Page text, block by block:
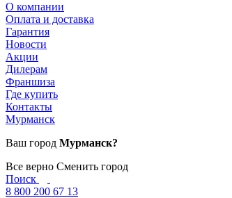
О компании
Оплата и доставка
Гарантия
Новости
Акции
Дилерам
Франшиза
Где купить
Контакты
Мурманск
Ваш город Мурманск?
Все верно Сменить город
Поиск
8 800 200 67 13